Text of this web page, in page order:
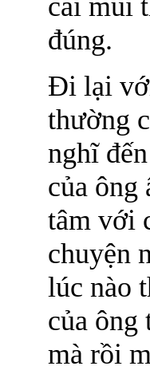
cái mũi
đúng.
Đi lại
thường
nghĩ
của
tâm với
chuyện
lúc nào
của ông
mà rồi